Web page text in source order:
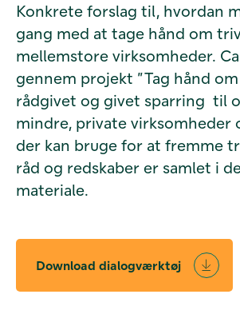
Foreningen
Kontakt
os
Konkrete forslag til, hvordan
gang med at tage hånd om
mellemstore virksomheder.
gennem projekt ”Tag hånd
rådgivet og givet sparring til
mindre, private virksomheder
der kan bruge for at fremme
råd og redskaber er samlet i
materiale.
Download dialogværktøj